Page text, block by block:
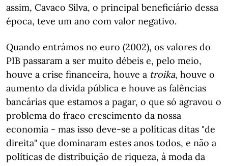
assim, Cavaco Silva, o principal beneficiário dessa
época, teve um ano com valor negativo.
Quando entrámos no euro (2002), os valores do
PIB passaram a ser muito débeis e, pelo meio,
houve a crise financeira, houve a troika, houve o
aumento da dívida pública e houve as falências
bancárias que estamos a pagar, o que só agravou o
problema do fraco crescimento da nossa
economia - mas isso deve-se a políticas ditas "de
direita" que dominaram estes anos todos, e não a
políticas de distribuição de riqueza, à moda da